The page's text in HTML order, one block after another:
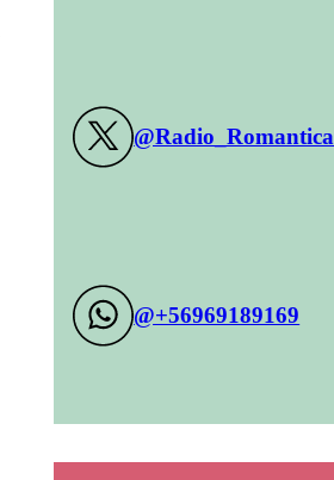
@Radio_Romantica
@+56969189169